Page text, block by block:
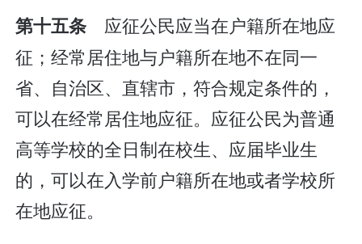
第十五条 应征公民应当在户籍所在地应
征；经常居住地与户籍所在地不在同一
省、自治区、直辖市，符合规定条件的，
可以在经常居住地应征。应征公民为普通
高等学校的全日制在校生、应届毕业生
的，可以在入学前户籍所在地或者学校所
在地应征。